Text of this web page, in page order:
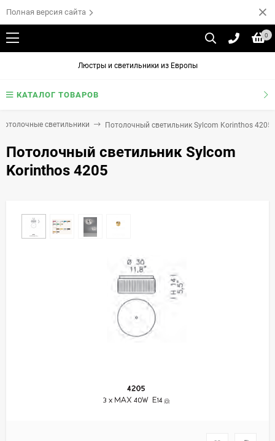
Полная версия сайта
0
Люстры и светильники из Европы
КАТАЛОГ ТОВАРОВ
светильники Потолочный светильник Sylcom Korinthos 4205
Потолочный светильник Sylcom
Korinthos 4205